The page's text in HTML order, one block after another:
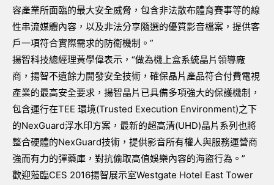
容產業所面臨的最大安全威脅，包含非法散布體育賽事等的線
性串流媒體內容，以及非法分享隨選的優質影音檔案，提供客
戶一項符合實際需求的防衛機制。”
揚智科技總經理黃學偉表示，“做為機上盒系統晶片領導廠
商，揚智不遺餘力開發安全技術，確保晶片產品符合付費電視
產業的最高安全要求，揚智晶片已具備多項強大的保護機制，
包含運行在TEE 環境(Trusted Execution Environment)之下
的NexGuard浮水印方案，最新的超高清(UHD)晶片系列也將
整合硬體的NexGuard技術，提供影音所有權人與服務運營商
強而有力的彈藥庫，對抗偷取高值娛樂內容的海盜行為。”
歡迎蒞臨CES 2016揚智展示室Westgate Hotel East Tower